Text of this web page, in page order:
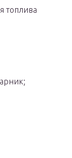
топлива